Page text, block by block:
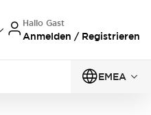
Hallo Gast
Anmelden / Registrieren
EMEA